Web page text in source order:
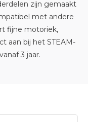
zijn gemaakt
met andere
fijne motoriek,
aan bij het STEAM-
3 jaar.